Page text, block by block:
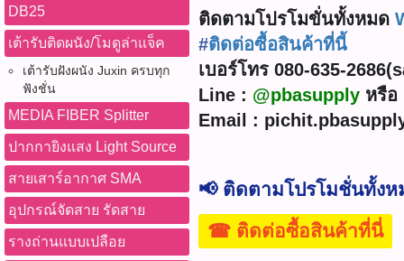
DB25
เต้ารับติดผนัง/โมดูล่าแจ็ค
เต้ารับฝังผนัง Juxin ครบทุก
ฟังชั่น
MEDIA FIBER Splitter
ปากกายิงแสง Light Source
สายเสาร์อากาศ SMA
อุปกรณ์จัดสาย รัดสาย
รางถ่านแบบเปลือย
ติดตามโปรโมขั่นทั้งหมด
#ติดต่อซื้อสินค้าที่นี้
เบอร์โทร 080-635-
Line : @pbasupplyหรือ
Email :
📢 ติดตามโปรโมชั่นทั้ง
☎ ติดต่อซื้อสินค้าที่นี่